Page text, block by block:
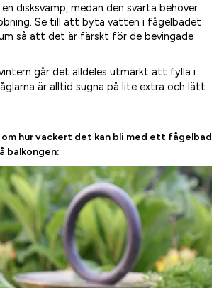
disksvamp, medan den svarta behöver
Se till att byta vatten i fågelbadet
så att det är färskt för de bevingade
går det alldeles utmärkt att fylla i
är alltid sugna på lite extra och lätt
hur vackert det kan bli med ett fågelbad
balkongen: